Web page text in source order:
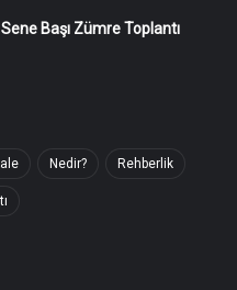
Başı Zümre Toplantı
Nedir? Rehberlik